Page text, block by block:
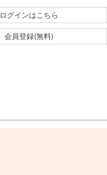
ログインはこちら
会員登録(無料)